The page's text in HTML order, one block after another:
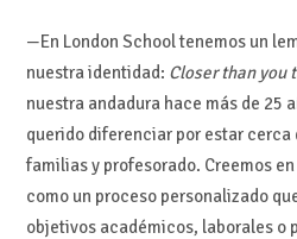
—En London School tenemos un
nuestra identidad: Closer than you
nuestra andadura hace más de 25
querido diferenciar por estar cerca
familias y profesorado. Creemos
como un proceso personalizado
objetivos académicos, laborales o